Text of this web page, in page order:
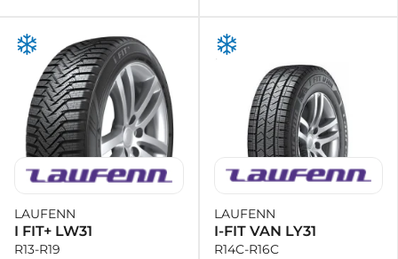
LAUFENN
I FIT+ LW31
R13-R19
LAUFENN
I-FIT VAN LY31
R14C-R16C